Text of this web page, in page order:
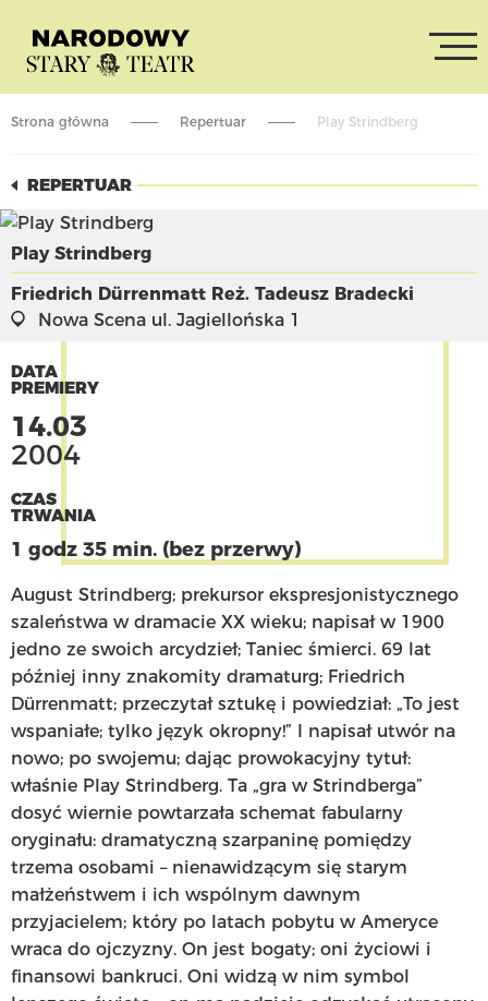
Strona główna Repertuar Play Strindberg
REPERTUAR
Play Strindberg
Friedrich Dürrenmatt Reż. Tadeusz Bradecki
Nowa Scena ul. Jagiellońska 1
DATA
PREMIERY
14.03
2004
CZAS
TRWANIA
1 godz 35 min. (bez przerwy)
August Strindberg; prekursor ekspresjonistycznego
szaleństwa w dramacie XX wieku; napisał w 1900
jedno ze swoich arcydzieł; Taniec śmierci. 69 lat
później inny znakomity dramaturg; Friedrich
Dürrenmatt; przeczytał sztukę i powiedział: „To jest
wspaniałe; tylko język okropny!” I napisał utwór na
nowo; po swojemu; dając prowokacyjny tytuł:
właśnie Play Strindberg. Ta „gra w Strindberga”
dosyć wiernie powtarzała schemat fabularny
oryginału: dramatyczną szarpaninę pomiędzy
trzema osobami – nienawidzącym się starym
małżeństwem i ich wspólnym dawnym
przyjacielem; który po latach pobytu w Ameryce
wraca do ojczyzny. On jest bogaty; oni życiowi i
finansowi bankruci. Oni widzą w nim symbol